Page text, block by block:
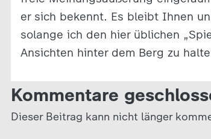
er sich bekennt. Es bleibt Ihnen
solange ich den hier üblichen
Ansichten hinter dem Berg zu
Kommentare
Dieser Beitrag kann nicht länger